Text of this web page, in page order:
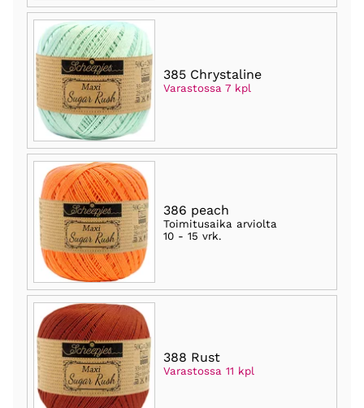
385 Chrystaline
Varastossa 7 kpl
386 peach
Toimitusaika arviolta
10 - 15 vrk.
388 Rust
Varastossa 11 kpl